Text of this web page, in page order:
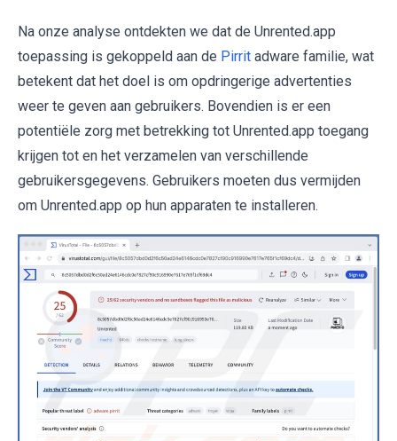
Na onze analyse ontdekten we dat de Unrented.app
toepassing is gekoppeld aan de Pirrit adware familie, wat
betekent dat het doel is om opdringerige advertenties
weer te geven aan gebruikers. Bovendien is er een
potentiële zorg met betrekking tot Unrented.app toegang
krijgen tot en het verzamelen van verschillende
gebruikersgegevens. Gebruikers moeten dus vermijden
om Unrented.app op hun apparaten te installeren.